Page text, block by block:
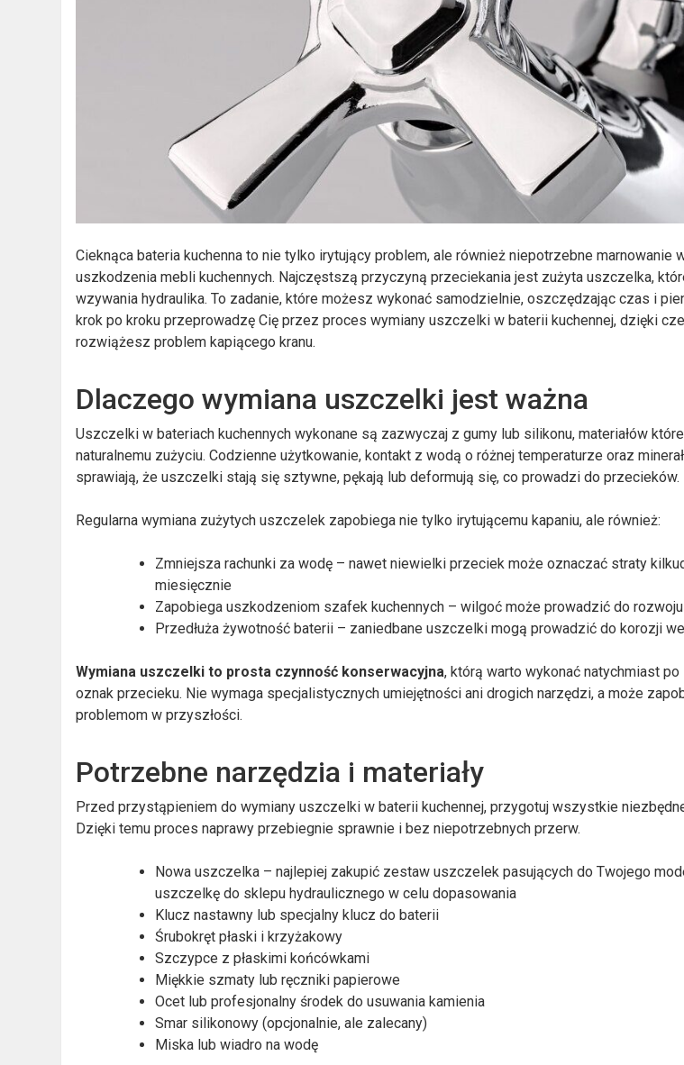
Cieknąca bateria kuchenna to nie tylko irytujący problem, ale również niepotrzebne marnowanie
uszkodzenia mebli kuchennych. Najczęstszą przyczyną przeciekania jest zużyta uszczelka,
wzywania hydraulika. To zadanie, które możesz wykonać samodzielnie, oszczędzając czas i
krok po kroku przeprowadzę Cię przez proces wymiany uszczelki w baterii kuchennej, dzięki
rozwiążesz problem kapiącego kranu.
Dlaczego wymiana uszczelki jest ważna
Uszczelki w bateriach kuchennych wykonane są zazwyczaj z gumy lub silikonu, materiałów
naturalnemu zużyciu. Codzienne użytkowanie, kontakt z wodą o różnej temperaturze oraz
sprawiają, że uszczelki stają się sztywne, pękają lub deformują się, co prowadzi do przecieków.
Regularna wymiana zużytych uszczelek zapobiega nie tylko irytującemu kapaniu, ale również:
Zmniejsza rachunki za wodę – nawet niewielki przeciek może oznaczać straty
miesięcznie
Zapobiega uszkodzeniom szafek kuchennych – wilgoć może prowadzić do
Przedłuża żywotność baterii – zaniedbane uszczelki mogą prowadzić do korozji
Wymiana uszczelki to prosta czynność konserwacyjna, którą warto wykonać natychmiast
oznak przecieku. Nie wymaga specjalistycznych umiejętności ani drogich narzędzi, a może
problemom w przyszłości.
Potrzebne narzędzia i materiały
Przed przystąpieniem do wymiany uszczelki w baterii kuchennej, przygotuj wszystkie
Dzięki temu proces naprawy przebiegnie sprawnie i bez niepotrzebnych przerw.
Nowa uszczelka – najlepiej zakupić zestaw uszczelek pasujących do Twojego
uszczelkę do sklepu hydraulicznego w celu dopasowania
Klucz nastawny lub specjalny klucz do baterii
Śrubokręt płaski i krzyżakowy
Szczypce z płaskimi końcówkami
Miękkie szmaty lub ręczniki papierowe
Ocet lub profesjonalny środek do usuwania kamienia
Smar silikonowy (opcjonalnie, ale zalecany)
Miska lub wiadro na wodę